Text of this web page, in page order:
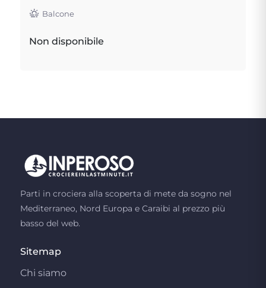
Balcone
Non disponibile
Parti in crociera alla scoperta di mete da sogno nel
Mediterraneo, Nord Europa e Caraibi al prezzo più
basso del web.
Sitemap
Chi siamo